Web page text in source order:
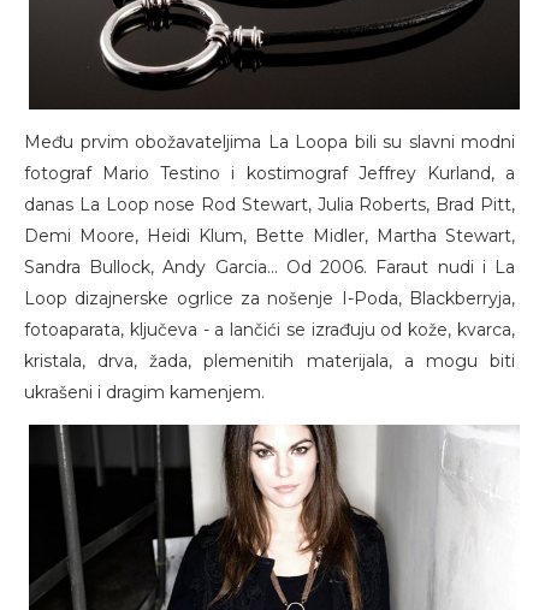
Među prvim obožavateljima La Loopa bili su slavni modni
fotograf Mario Testino i kostimograf Jeffrey Kurland, a
danas La Loop nose Rod Stewart, Julia Roberts, Brad Pitt,
Demi Moore, Heidi Klum, Bette Midler, Martha Stewart,
Sandra Bullock, Andy Garcia... Od 2006. Faraut nudi i La
Loop dizajnerske ogrlice za nošenje I-Poda, Blackberryja,
fotoaparata, ključeva - a lančići se izrađuju od kože, kvarca,
kristala, drva, žada, plemenitih materijala, a mogu biti
ukrašeni i dragim kamenjem.